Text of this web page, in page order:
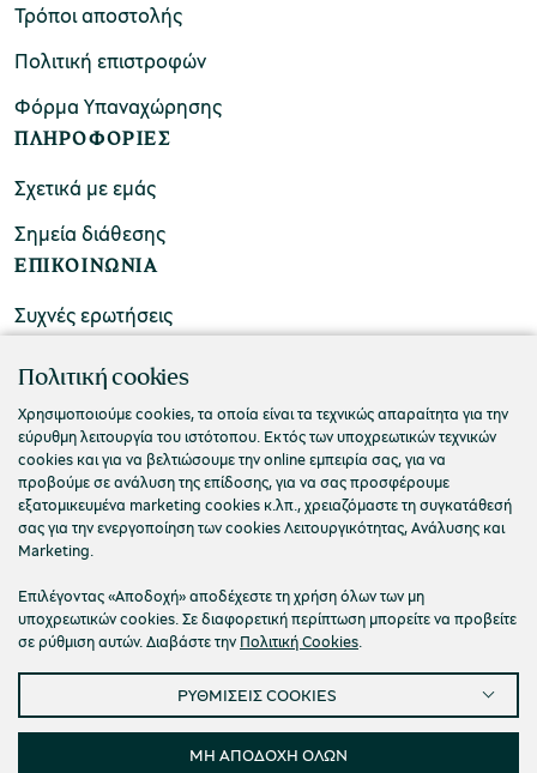
Τρόποι αποστολής
Πολιτική επιστροφών
Φόρμα Υπαναχώρησης
ΠΛΗΡΟΦΟΡΙΕΣ
Σχετικά με εμάς
Σημεία διάθεσης
ΕΠΙΚΟΙΝΩΝΙΑ
Συχνές ερωτήσεις
Επικοινωνήστε μαζί μας
© 2026 Πολιτιστικό Ίδρυμα Ομίλου Πειραιώς
Πολιτική Απορρήτου Όροι Χρήσης
Cookies
Ρυθμίσεις Cookies
Προσβασιμότητα
Πολιτική cookies
Χρησιμοποιούμε cookies, τα οποία είναι τα τεχνικώς απαραίτητα για την
εύρυθμη λειτουργία του ιστότοπου. Εκτός των υποχρεωτικών τεχνικών
cookies και για να βελτιώσουμε την online εμπειρία σας, για να
προβούμε σε ανάλυση της επίδοσης, για να σας προσφέρουμε
εξατομικευμένα marketing cookies κ.λπ., χρειαζόμαστε τη συγκατάθεσή
σας για την ενεργοποίηση των cookies Λειτουργικότητας, Ανάλυσης και
Marketing.
Επιλέγοντας «Αποδοχή» αποδέχεστε τη χρήση όλων των μη
υποχρεωτικών cookies. Σε διαφορετική περίπτωση μπορείτε να προβείτε
σε ρύθμιση αυτών. Διαβάστε την Πολιτική Cookies.
ΡΥΘΜΙΣΕΙΣ COOKIES
ΜΗ ΑΠΟΔΟΧΗ ΟΛΩΝ